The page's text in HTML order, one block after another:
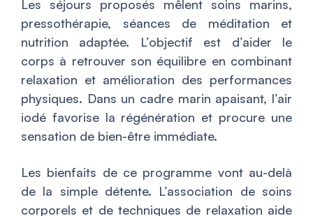
Les séjours proposés mêlent soins marins,
pressothérapie, séances de méditation et
nutrition adaptée. L’objectif est d’aider le
corps à retrouver son équilibre en combinant
relaxation et amélioration des performances
physiques. Dans un cadre marin apaisant, l’air
iodé favorise la régénération et procure une
sensation de bien-être immédiate.
Les bienfaits de ce programme vont au-delà
de la simple détente. L’association de soins
corporels et de techniques de relaxation aide